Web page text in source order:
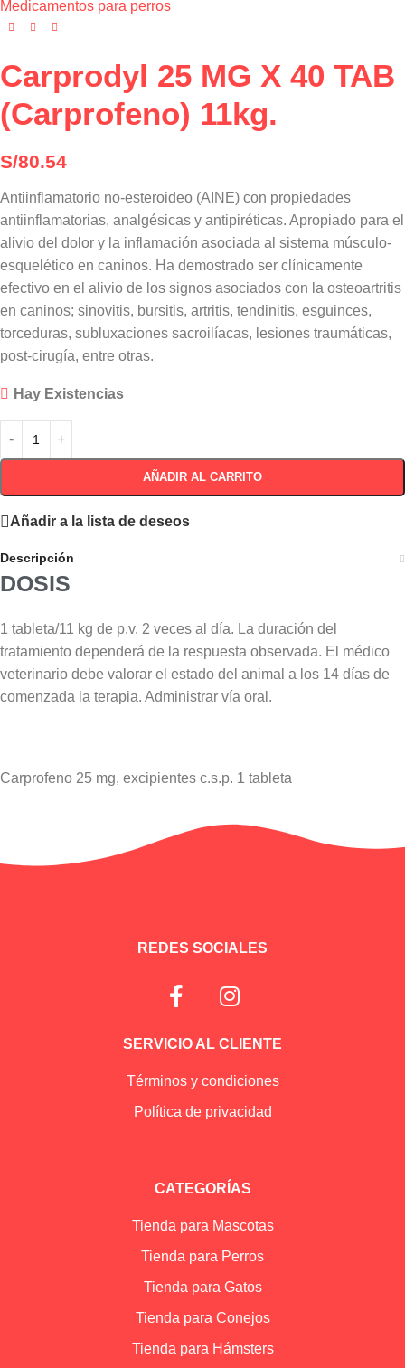
Medicamentos para perros
Carprodyl 25 MG X 40 TAB
(Carprofeno) 11kg.
S/80.54
Antiinflamatorio no-esteroideo (AINE) con propiedades
antiinflamatorias, analgésicas y antipiréticas. Apropiado para el
alivio del dolor y la inflamación asociada al sistema músculo-
esquelético en caninos. Ha demostrado ser clínicamente
efectivo en el alivio de los signos asociados con la osteoartritis
en caninos; sinovitis, bursitis, artritis, tendinitis, esguinces,
torceduras, subluxaciones sacroilíacas, lesiones traumáticas,
post-cirugía, entre otras.
Hay Existencias
AÑADIR AL CARRITO
Añadir a la lista de deseos
Descripción
DOSIS
1 tableta/11 kg de p.v. 2 veces al día. La duración del
tratamiento dependerá de la respuesta observada. El médico
veterinario debe valorar el estado del animal a los 14 días de
comenzada la terapia. Administrar vía oral.
Carprofeno 25 mg, excipientes c.s.p. 1 tableta
REDES SOCIALES
SERVICIO AL CLIENTE
Términos y condiciones
Política de privacidad
CATEGORÍAS
Tienda para Mascotas
Tienda para Perros
Tienda para Gatos
Tienda para Conejos
Tienda para Hámsters